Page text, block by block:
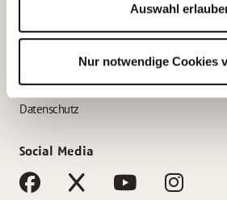
Auswahl
Nur notwendige Cookies
AWO Gliederungen nach Bundesland
Impressum
Datenschutz
Social Media